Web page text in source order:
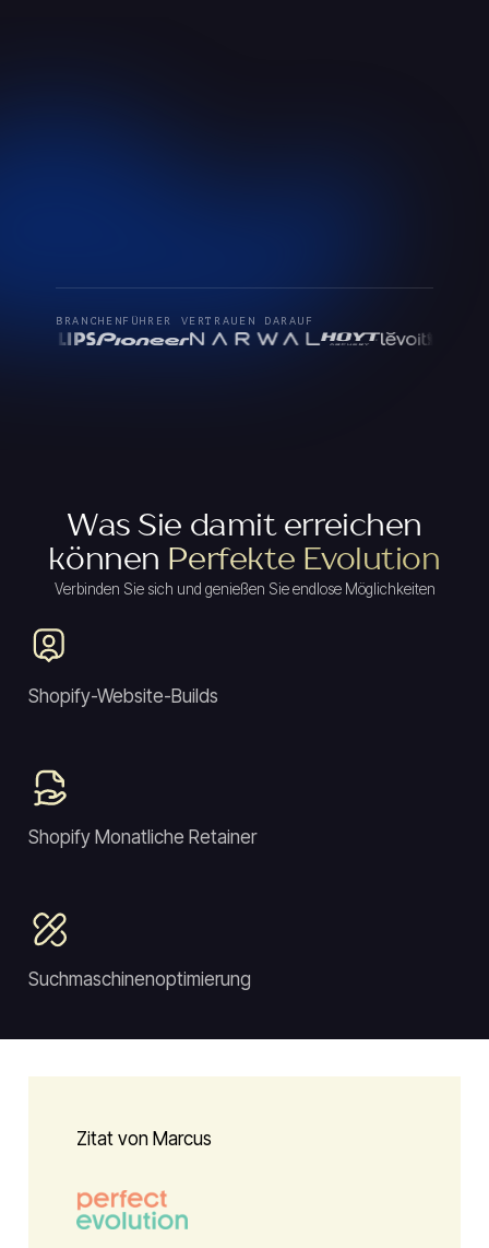
BRANCHENFÜHRER VERTRAUEN DARAUF
Was Sie damit erreichen
können Perfekte Evolution
Verbinden Sie sich und genießen Sie endlose Möglichkeiten
Shopify-Website-Builds
Shopify Monatliche Retainer
Suchmaschinenoptimierung
Zitat von Marcus